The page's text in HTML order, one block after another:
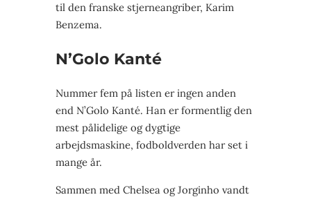
til den franske stjerneangriber, Karim
Benzema.
N’Golo Kanté
Nummer fem på listen er ingen anden
end N’Golo Kanté. Han er formentlig den
mest pålidelige og dygtige
arbejdsmaskine, fodboldverden har set i
mange år.
Sammen med Chelsea og Jorginho vandt